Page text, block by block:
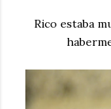
Rico estaba